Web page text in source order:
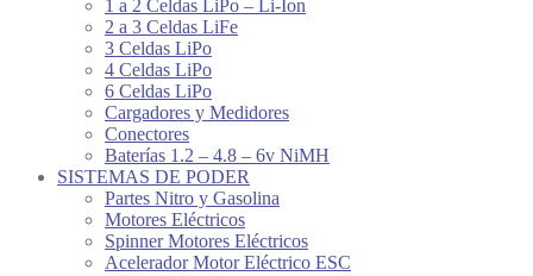
1 a 2 Celdas LiPo – Li-Ion
2 a 3 Celdas LiFe
3 Celdas LiPo
4 Celdas LiPo
6 Celdas LiPo
Cargadores y Medidores
Conectores
Baterías 1.2 – 4.8 – 6v NiMH
SISTEMAS DE PODER
Partes Nitro y Gasolina
Motores Eléctricos
Spinner Motores Eléctricos
Acelerador Motor Eléctrico ESC